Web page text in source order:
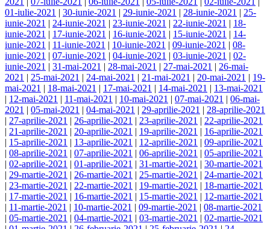
01-iulie-2021 | 30-iunie-2021 | 29-iunie-2021 | 28-iunie-2021 | 25-
iunie-2021 | 24-iunie-2021 | 23-iunie-2021 | 22-iunie-2021 | 18-
iunie-2021 | 17-iunie-2021 | 16-iunie-2021 | 15-iunie-2021 | 14-
iunie-2021 | 11-iunie-2021 | 10-iunie-2021 | 09-iunie-2021 | 08-
iunie-2021 | 07-iunie-2021 | 04-iunie-2021 | 03-iunie-2021 | 02-
iunie-2021 | 31-mai-2021 | 28-mai-2021 | 27-mai-2021 | 26-mai-
2021 | 25-mai-2021 | 24-mai-2021 | 21-mai-2021 | 20-mai-2021 | 19-
mai-2021 | 18-mai-2021 | 17-mai-2021 | 14-mai-2021 | 13-mai-2021
| 12-mai-2021 | 11-mai-2021 | 10-mai-2021 | 07-mai-2021 | 06-mai-
2021 | 05-mai-2021 | 04-mai-2021 | 29-aprilie-2021 | 28-aprilie-2021
| 27-aprilie-2021 | 26-aprilie-2021 | 23-aprilie-2021 | 22-aprilie-2021
| 21-aprilie-2021 | 20-aprilie-2021 | 19-aprilie-2021 | 16-aprilie-2021
| 15-aprilie-2021 | 13-aprilie-2021 | 12-aprilie-2021 | 09-aprilie-2021
| 08-aprilie-2021 | 07-aprilie-2021 | 06-aprilie-2021 | 05-aprilie-2021
| 02-aprilie-2021 | 01-aprilie-2021 | 31-martie-2021 | 30-martie-2021
| 29-martie-2021 | 26-martie-2021 | 25-martie-2021 | 24-martie-2021
| 23-martie-2021 | 22-martie-2021 | 19-martie-2021 | 18-martie-2021
| 17-martie-2021 | 16-martie-2021 | 15-martie-2021 | 12-martie-2021
| 11-martie-2021 | 10-martie-2021 | 09-martie-2021 | 08-martie-2021
| 05-martie-2021 | 04-martie-2021 | 03-martie-2021 | 02-martie-2021